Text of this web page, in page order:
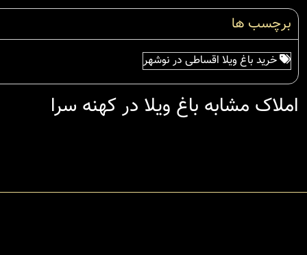
برچسب ها
خرید باغ ویلا اقساطی در نوشهر
املاک مشابه باغ ویلا در کهنه سرا